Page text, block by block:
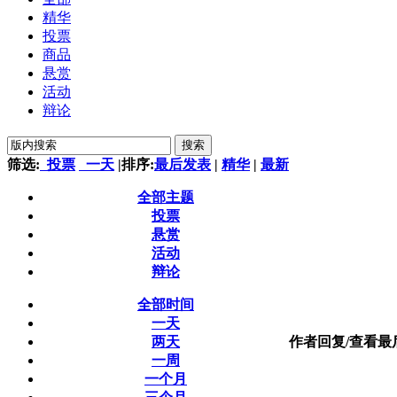
精华
投票
商品
悬赏
活动
辩论
搜索
筛选: 投票 一天 |排序:最后发表 | 精华 | 最新
全部主题
投票
悬赏
活动
辩论
全部时间
一天
两天
一周
一个月
作者回复/查看最